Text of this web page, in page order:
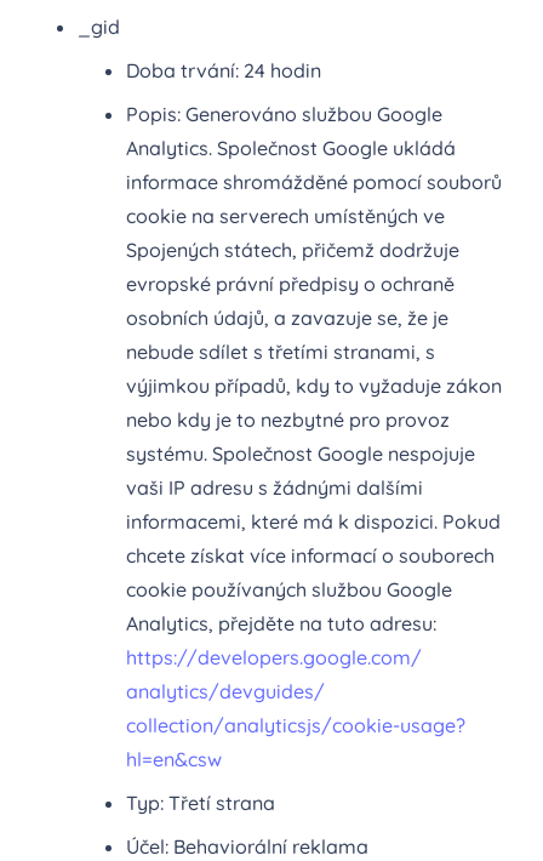
_gid
Doba trvání: 24 hodin
Popis: Generováno službou Google
Analytics. Společnost Google ukládá
informace shromážděné pomocí souborů
cookie na serverech umístěných ve
Spojených státech, přičemž dodržuje
evropské právní předpisy o ochraně
osobních údajů, a zavazuje se, že je
nebude sdílet s třetími stranami, s
výjimkou případů, kdy to vyžaduje zákon
nebo kdy je to nezbytné pro provoz
systému. Společnost Google nespojuje
vaši IP adresu s žádnými dalšími
informacemi, které má k dispozici. Pokud
chcete získat více informací o souborech
cookie používaných službou Google
Analytics, přejděte na tuto adresu:
https://developers.google.com/
analytics/devguides/
collection/analyticsjs/cookie-usage?
hl=en&csw
Typ: Třetí strana
Účel: Behaviorální reklama